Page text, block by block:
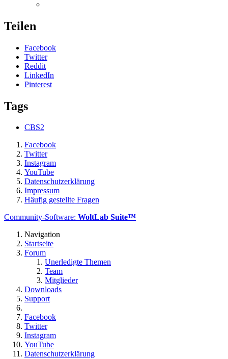
Teilen
Facebook
Twitter
Reddit
LinkedIn
Pinterest
Tags
CBS2
Facebook
Twitter
Instagram
YouTube
Datenschutzerklärung
Impressum
Häufig gestellte Fragen
Community-Software: WoltLab Suite™
Navigation
Startseite
Forum
Unerledigte Themen
Team
Mitglieder
Downloads
Support
Facebook
Twitter
Instagram
YouTube
Datenschutzerklärung